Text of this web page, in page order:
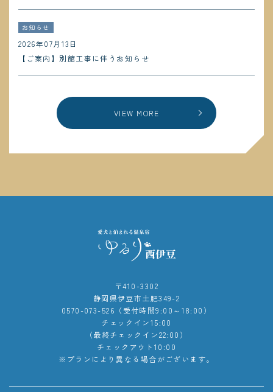
2026年07月13日
お知らせ
【ご案内】別館工事に伴うお知らせ
VIEW MORE
〒410-3302
静岡県伊豆市土肥349-2
0570-073-526（受付時間9:00～18:00）
チェックイン15:00
（最終チェックイン22:00）
チェックアウト10:00
※プランにより異なる場合がございます。